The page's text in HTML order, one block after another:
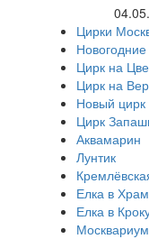
Цирки
Новогодние
Цирк на
Цирк на
Новый цирк
Цирк
Аквамарин
Лунтик
Елка в
Елка в
Москвариум